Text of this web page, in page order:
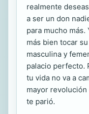
realmente
a ser un don
para mucho más.
más bien tocar
masculina y
palacio perfecto.
tu vida no va a
mayor
te parió.